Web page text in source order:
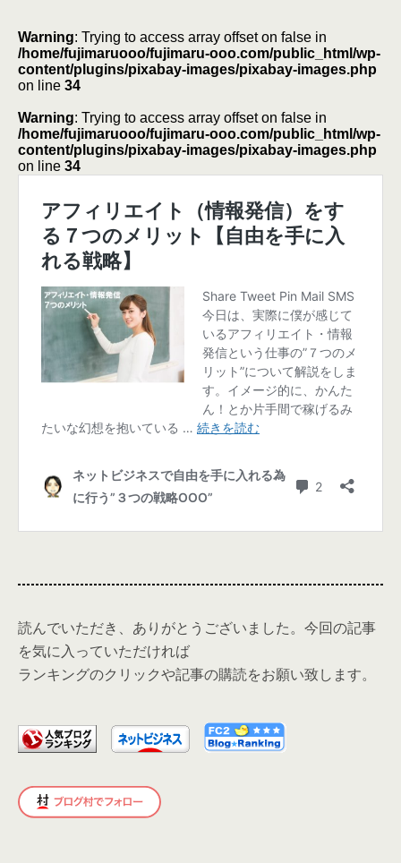
読んでいただき、ありがとうございました。今回の記事
を気に入っていただければ
ランキングのクリックや記事の購読をお願い致します。